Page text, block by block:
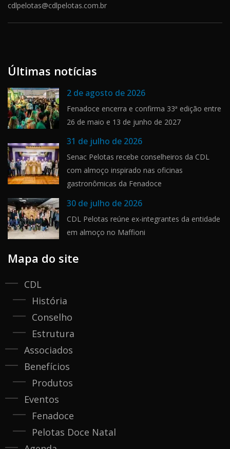
cdlpelotas@cdlpelotas.com.br
Últimas notícias
2 de agosto de 2026
Fenadoce encerra e confirma 33ª edição entre
26 de maio e 13 de junho de 2027
31 de julho de 2026
Senac Pelotas recebe conselheiros da CDL
com almoço inspirado nas oficinas
gastronômicas da Fenadoce
30 de julho de 2026
CDL Pelotas reúne ex-integrantes da entidade
em almoço no Maffioni
Mapa do site
CDL
História
Conselho
Estrutura
Associados
Benefícios
Produtos
Eventos
Fenadoce
Pelotas Doce Natal